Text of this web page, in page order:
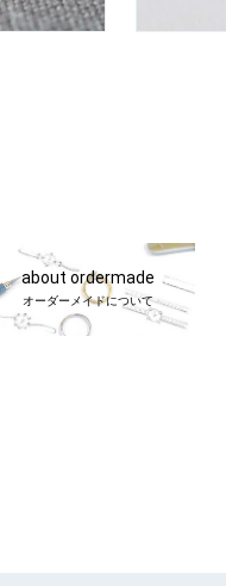
about ordermade
オーダーメイドについて